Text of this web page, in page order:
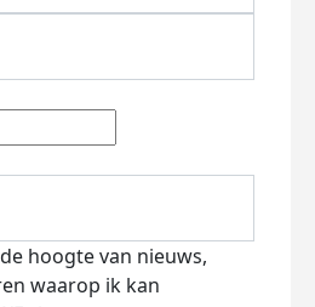
hoogte van nieuws,
waarop ik kan